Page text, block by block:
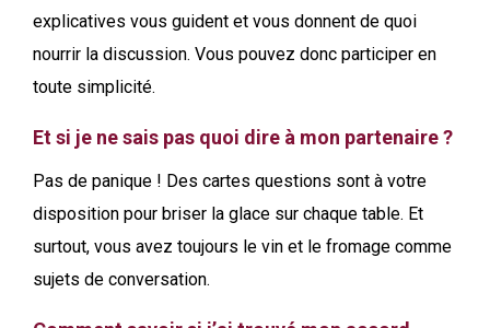
explicatives vous guident et vous donnent de quoi
nourrir la discussion. Vous pouvez donc participer en
toute simplicité.
Et si je ne sais pas quoi dire à mon partenaire ?
Pas de panique ! Des cartes questions sont à votre
disposition pour briser la glace sur chaque table. Et
surtout, vous avez toujours le vin et le fromage comme
sujets de conversation.